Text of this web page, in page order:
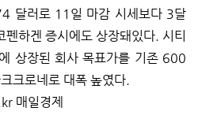
달러로 11일 마감 시세보다 3달
하겐 증시에도 상장돼있다. 시티
상장된 회사 목표가를 기존 600
크로네로 대폭 높였다.
매일경제